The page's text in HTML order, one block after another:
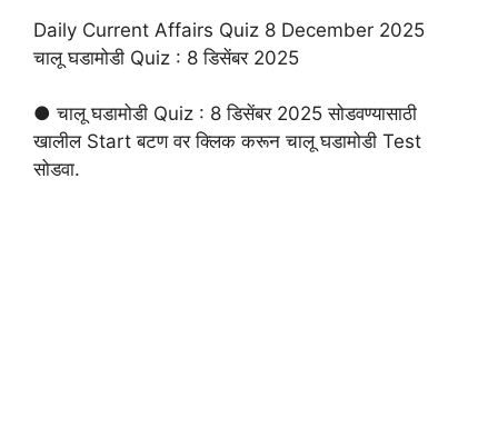
Daily Current Affairs Quiz 8 December 2025
चालू घडामोडी Quiz : 8 डिसेंबर 2025
● चालू घडामोडी Quiz : 8 डिसेंबर 2025 सोडवण्यासाठी
खालील Start बटण वर क्लिक करून चालू घडामोडी Test
सोडवा.